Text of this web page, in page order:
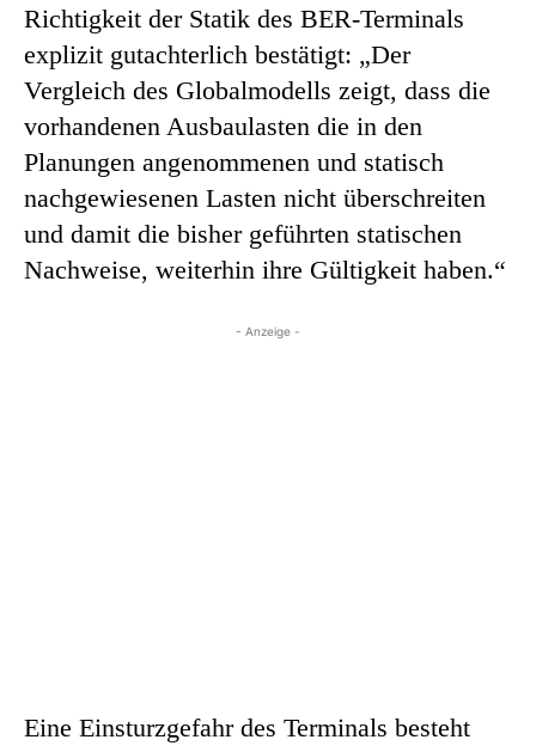
Richtigkeit der Statik des BER-Terminals
explizit gutachterlich bestätigt: „Der
Vergleich des Globalmodells zeigt, dass die
vorhandenen Ausbaulasten die in den
Planungen angenommenen und statisch
nachgewiesenen Lasten nicht überschreiten
und damit die bisher geführten statischen
Nachweise, weiterhin ihre Gültigkeit haben.“
- Anzeige -
Eine Einsturzgefahr des Terminals besteht